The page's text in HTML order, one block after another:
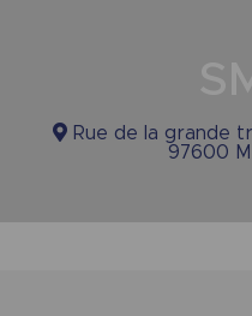
Rue de la grande
97600